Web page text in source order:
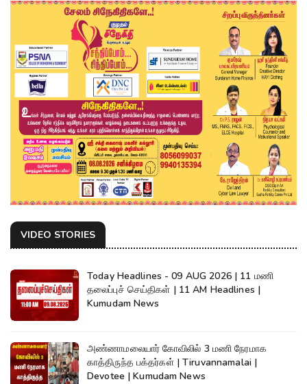
VIDEO STORIES
Today Headlines - 09 AUG 2026 | 11 மணி
தலைப்புச் செய்திகள் | 11 AM Headlines |
Kumudam News
அண்ணாமலையார் கோவிலில் 3 மணி நேரமாக
காத்திருந்த பக்தர்கள் | Tiruvannamalai |
Devotee | Kumudam News